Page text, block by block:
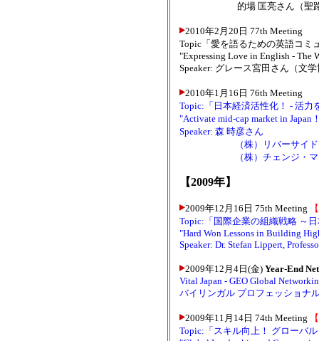
的場 匡亮さん（聖路加
2010年2月20日 77th Meeting
Topic「愛を語るための英語コミ
"Expressing Love in English - The
Speaker: グレース宮田さん（文
2010年1月16日 76th Meeting
Topic:「日本経済活性化！ - 活力
"Activate mid-cap market in Japan
Speaker: 森 時彦さん
（株）リバーサイド・パ
（株）チェンジ・マネジ
【2009年】
2009年12月16日 75th Meeting
Topic:「国際企業の組織戦略 ～
"Hard Won Lessons in Building
Speaker: Dr. Stefan Lippert,
2009年12月4日(金) Year-End
Vital Japan - GEO Global
バイリンガル プロフェッショナ
2009年11月14日 74th Meeting
Topic:「スキル向上！ グローバ